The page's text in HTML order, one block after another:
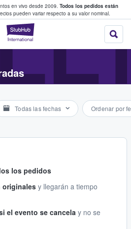
en vivo desde 2009. Todos los pedidos están
pueden variar respecto a su valor nominal.
StubHub:
entre fans
Todas las fechas Ordenar por
los pedidos
originales y llegarán a tiempo
el evento se cancela y no se